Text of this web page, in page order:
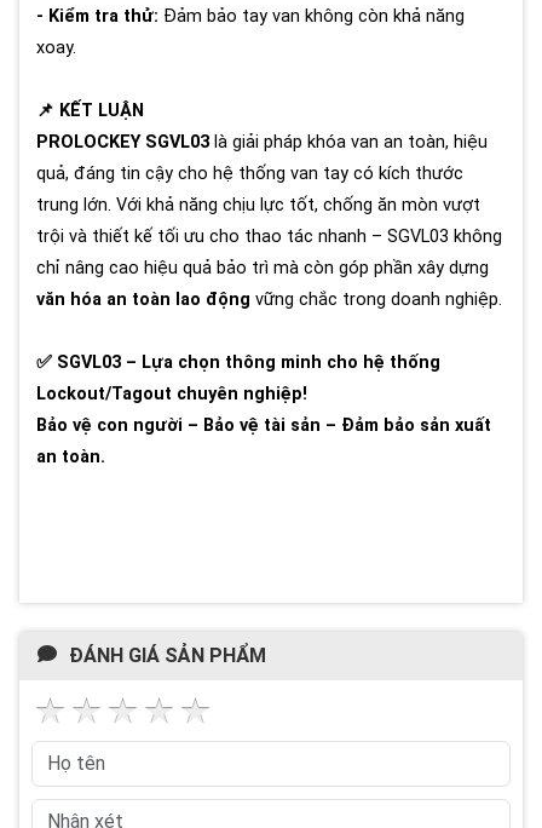
- Kiểm tra thử: Đảm bảo tay van không còn khả năng
xoay.
📌 KẾT LUẬN
PROLOCKEY SGVL03 là giải pháp khóa van an toàn, hiệu
quả, đáng tin cậy cho hệ thống van tay có kích thước
trung lớn. Với khả năng chịu lực tốt, chống ăn mòn vượt
trội và thiết kế tối ưu cho thao tác nhanh – SGVL03 không
chỉ nâng cao hiệu quả bảo trì mà còn góp phần xây dựng
văn hóa an toàn lao động vững chắc trong doanh nghiệp.
✅ SGVL03 – Lựa chọn thông minh cho hệ thống
Lockout/Tagout chuyên nghiệp!
Bảo vệ con người – Bảo vệ tài sản – Đảm bảo sản xuất
an toàn.
ĐÁNH GIÁ SẢN PHẨM